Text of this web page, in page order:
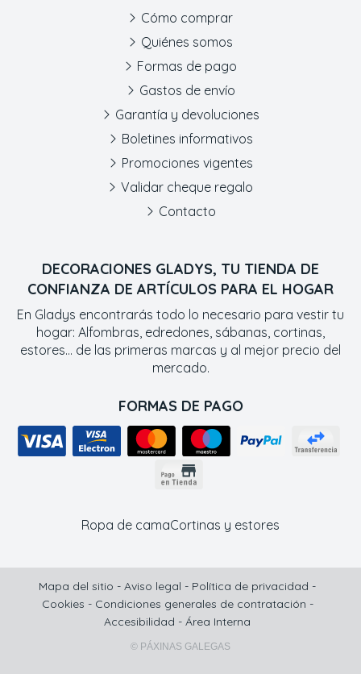
DECORACIONES GLADYS, TU TIENDA DE
CONFIANZA DE ARTÍCULOS PARA EL HOGAR
En Gladys encontrarás todo lo necesario para vestir tu
hogar: Alfombras, edredones, sábanas, cortinas,
estores... de las primeras marcas y al mejor precio del
mercado.
FORMAS DE PAGO
Cómo comprar
Quiénes somos
Formas de pago
Gastos de envío
Garantía y devoluciones
Boletines informativos
Promociones vigentes
Validar cheque regalo
Contacto
Ropa de camaCortinas y estores
Mapa del sitio - Aviso legal - Política de privacidad -
Cookies - Condiciones generales de contratación -
Accesibilidad - Área Interna
© PÁXINAS GALEGAS